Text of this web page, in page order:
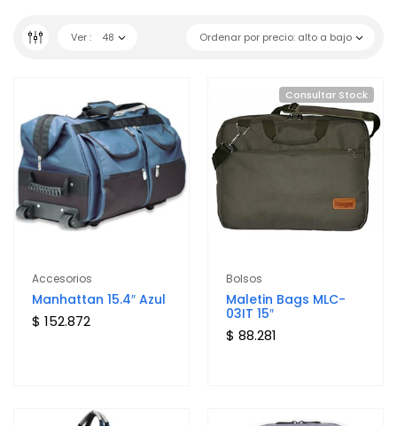
Ordenar por precio: alto a bajo
Ver : 48
Accesorios
Manhattan 15.4″ Azul
$ 152.872
Consultar Stock
Bolsos
Maletin Bags MLC-
03IT 15″
$ 88.281